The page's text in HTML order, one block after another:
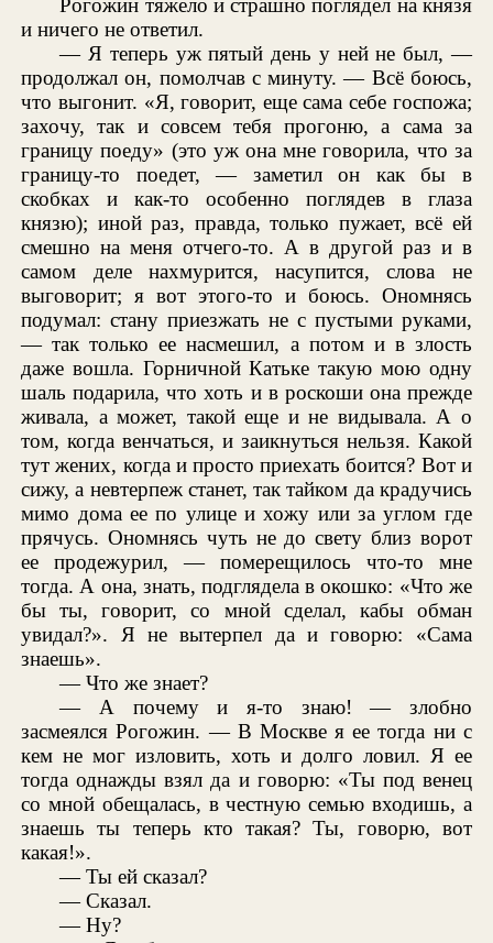
Рогожин тяжело и страшно поглядел на князя
и ничего не ответил.
— Я теперь уж пятый день у ней не был, —
продолжал он, помолчав с минуту. — Всё боюсь,
что выгонит. «Я, говорит, еще сама себе госпожа;
захочу, так и совсем тебя прогоню, а сама за
границу поеду» (это уж она мне говорила, что за
границу-то поедет, — заметил он как бы в
скобках и как-то особенно поглядев в глаза
князю); иной раз, правда, только пужает, всё ей
смешно на меня отчего-то. А в другой раз и в
самом деле нахмурится, насупится, слова не
выговорит; я вот этого-то и боюсь. Ономнясь
подумал: стану приезжать не с пустыми руками,
— так только ее насмешил, а потом и в злость
даже вошла. Горничной Катьке такую мою одну
шаль подарила, что хоть и в роскоши она прежде
живала, а может, такой еще и не видывала. А о
том, когда венчаться, и заикнуться нельзя. Какой
тут жених, когда и просто приехать боится? Вот и
сижу, а невтерпеж станет, так тайком да крадучись
мимо дома ее по улице и хожу или за углом где
прячусь. Ономнясь чуть не до свету близ ворот
ее продежурил, — померещилось что-то мне
тогда. А она, знать, подглядела в окошко: «Что же
бы ты, говорит, со мной сделал, кабы обман
увидал?». Я не вытерпел да и говорю: «Сама
знаешь».
— Что же знает?
— А почему и я-то знаю! — злобно
засмеялся Рогожин. — В Москве я ее тогда ни с
кем не мог изловить, хоть и долго ловил. Я ее
тогда однажды взял да и говорю: «Ты под венец
со мной обещалась, в честную семью входишь, а
знаешь ты теперь кто такая? Ты, говорю, вот
какая!».
— Ты ей сказал?
— Сказал.
— Ну?